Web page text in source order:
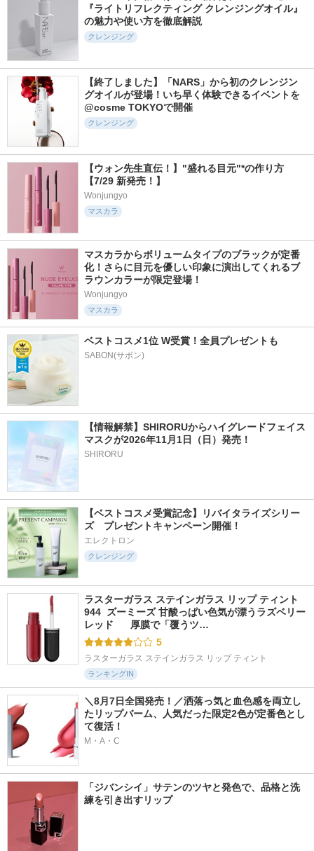
『ライトリフレクティング クレンジングオイル』
の魅力や使い方を徹底解説
クレンジング
【終了しました】「NARS」から初のクレンジン
グオイルが登場！いち早く体験できるイベントを
@cosme TOKYOで開催
クレンジング
【ウォン先生直伝！】"盛れる目元"*の作り方
【7/29 新発売！】
Wonjungyo
マスカラ
マスカラからボリュームタイプのブラックが定番
化！さらに目元を優しい印象に演出してくれるブ
ラウンカラーが限定登場！
Wonjungyo
マスカラ
ベストコスメ1位 W受賞！全員プレゼントも
SABON(サボン)
【情報解禁】SHIRORUからハイグレードフェイス
マスクが2026年11月1日（日）発売！
SHIRORU
【ベストコスメ受賞記念】リバイタライズシリー
ズ　プレゼントキャンペーン開催！
エレクトロン
クレンジング
ラスターガラス ステインガラス リップ ティント
944  ズーミーズ 甘酸っぱい色気が漂うラズベリー
レッド      厚膜で「覆うツ…
5
ラスターガラス ステインガラス リップ ティント
ランキングIN
＼8月7日全国発売！／洒落っ気と血色感を両立し
たリップバーム、人気だった限定2色が定番色とし
て復活！
M・A・C
「ジバンシイ」サテンのツヤと発色で、品格と洗
練を引き出すリップ